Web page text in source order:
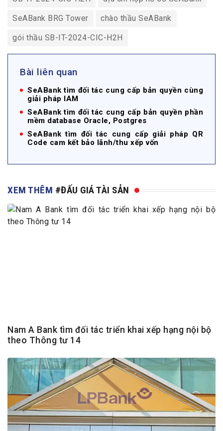
SeABank BRG Tower chào thầu SeABank
gói thầu SB-IT-2024-CIC-H2H
Bài liên quan
SeABank tìm đối tác cung cấp bản quyền cùng
giải pháp IAM
SeABank tìm đối tác cung cấp bản quyền phần
mềm database Oracle, Postgres
SeABank tìm đối tác cung cấp giải pháp QR
Code cam kết bảo lãnh/thu xếp vốn
XEM THÊM #ĐẤU GIÁ TÀI SẢN
Nam A Bank tìm đối tác triển khai xếp hạng nội bộ
theo Thông tư 14